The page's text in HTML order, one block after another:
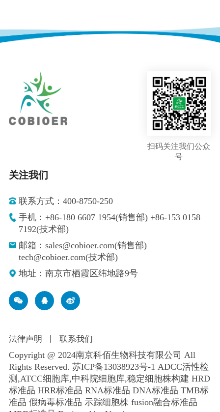
扫码关注我们公众
号
关注我们
联系方式：400-8750-250
手机：+86-180 6607 1954(销售部) +86-153 0158
7192(技术部)
邮箱：sales@cobioer.com(销售部)
tech@cobioer.com(技术部)
地址：南京市栖霞区纬地路9号
法律声明 联系我们
Copyright @ 2024南京科佰生物科技有限公司 All
Rights Reserved. 苏ICP备13038923号-1 ADCC活性检
测,ATCC细胞库,中科院细胞库,稳定细胞株构建 HRD
标准品 HRR标准品 RNA标准品 DNA标准品 TMB标
准品 假病毒标准品 示踪细胞株 fusion融合标准品